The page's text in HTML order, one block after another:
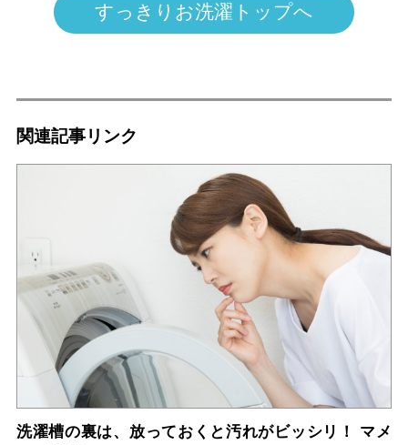
すっきりお洗濯トップへ
関連記事リンク
洗濯槽の裏は、放っておくと汚れがビッシリ！ マメ